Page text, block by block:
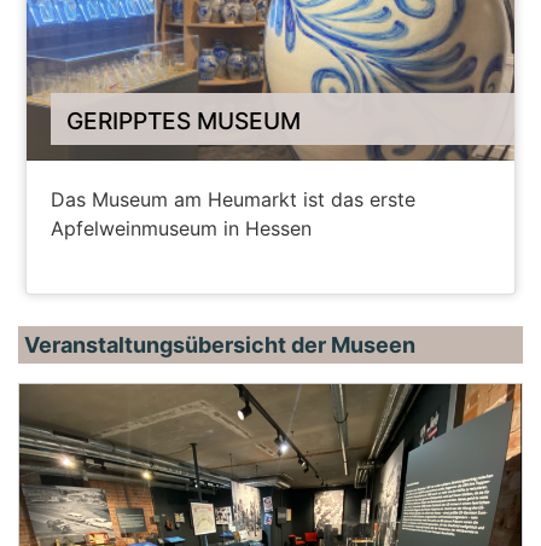
GERIPPTES MUSEUM
Das Museum am Heumarkt ist das erste
Apfelweinmuseum in Hessen
Veranstaltungsübersicht der Museen